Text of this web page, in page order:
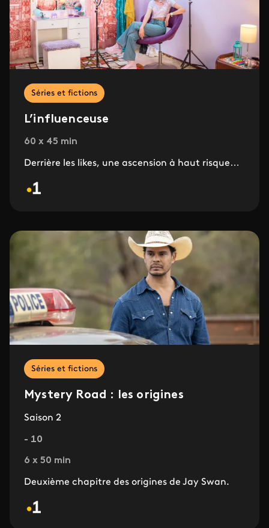
Séries et fictions
L’influenceuse
60 x 45 min
Derrière les likes, une ascension à haut risque…
Séries et fictions
Mystery Road : les origines
Saison 2
- 10
6 x 50 min
Deuxième chapitre des origines de Jay Swan.